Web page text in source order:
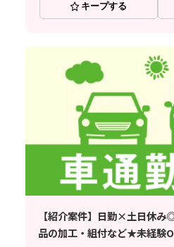
キープする
【紹介案件】日勤×土日休
品の加工・組付など★未経験